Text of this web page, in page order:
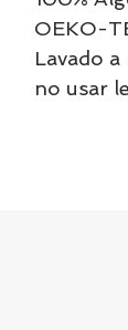
OEKO-
Lavado
no usar